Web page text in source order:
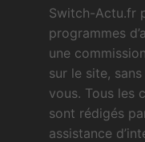
Switch-Actu.fr
programmes
une
sur le site,
vous. Tous les
sont rédigés
assistance